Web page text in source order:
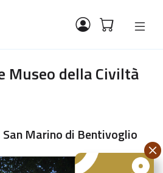
Museo della Civiltà
Marino di Bentivoglio